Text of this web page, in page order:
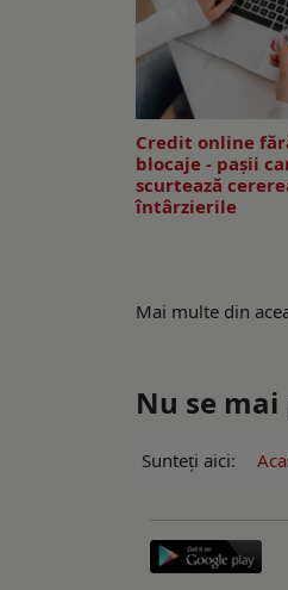
Credit online
blocaje - pașii
scurtează
întârzierile
Mai multe din
Nu se
Sunteți aici: